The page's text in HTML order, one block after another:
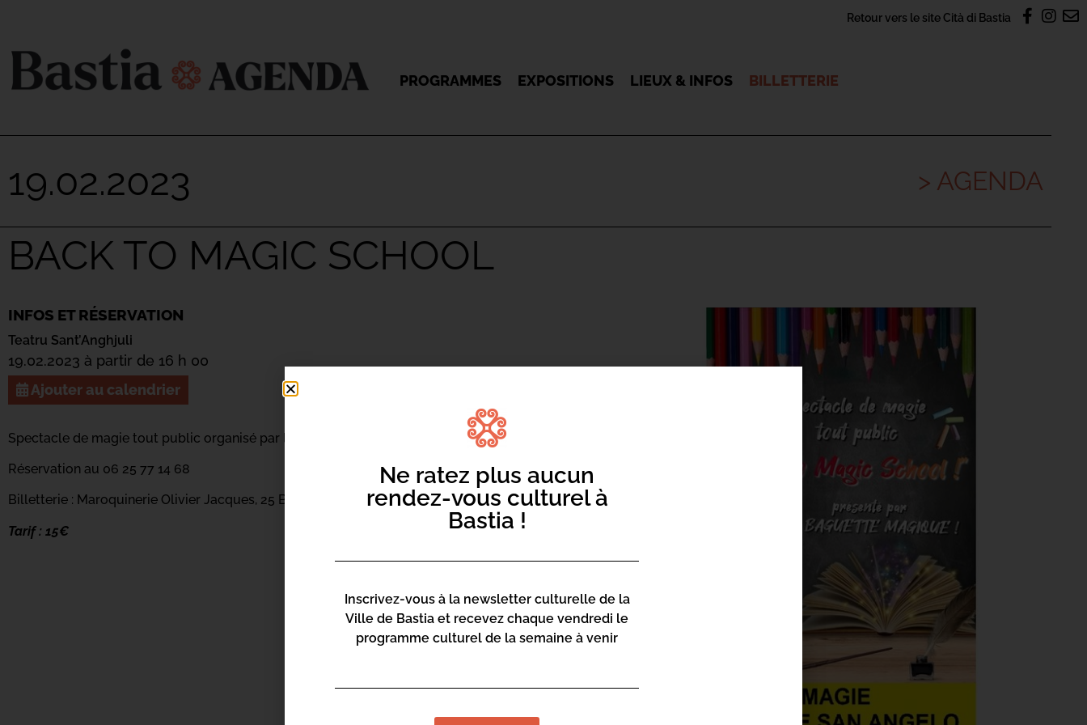
Retour vers le site Cità di Bastia
PROGRAMMES EXPOSITIONS LIEUX & INFOS BILLETTERIE
19.02.2023 > AGENDA
BACK TO MAGIC SCHOOL
INFOS ET RÉSERVATION
Teatru Sant’Anghjuli
19.02.2023 à partir de 16 h 00
Ajouter au calendrier
Spectacle de magie tout public organisé par l’association « La Baguette Magique ».
Réservation au 06 25 77 14 68
Billetterie : Maroquinerie Olivier Jacques, 25 Boulevard Paoli, 20200 Bastia
Tarif : 15€
Ne ratez plus aucun
rendez-vous culturel à
Bastia !
Inscrivez-vous à la newsletter culturelle de la
Ville de Bastia et recevez chaque vendredi le
programme culturel de la semaine à venir